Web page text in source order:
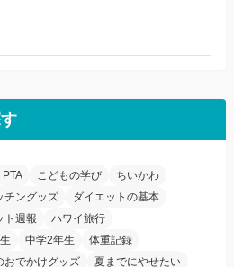
PTA こどもの学び
ちいかわ
チングッズ
ダイエットの基本
ト週報
ハワイ旅行
中学2年生
体重記録
おでかけグッズ 夏までにやせたい